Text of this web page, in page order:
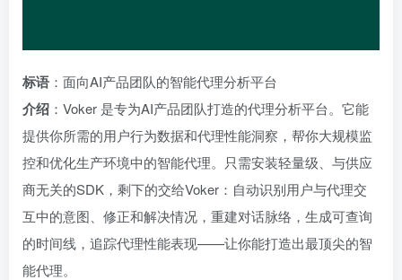
标语 ：面向AI产品团队的智能代理分析平台
介绍 ：Voker 是专为AI产品团队打造的代理分析平台。它能
提供你所需的用户行为数据和代理性能洞察，帮你大规模监
控和优化生产环境中的智能代理。只需安装轻量级、与供应
商无关的SDK，剩下的交给Voker：自动识别用户与代理交
互中的意图、修正和解决情况，重建对话脉络，生成可查询
的时间线，追踪代理性能表现——让你能打造出最顶尖的智
能代理。